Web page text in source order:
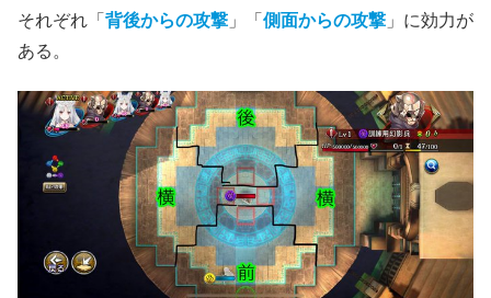
それぞれ「 背後からの攻撃 」「 側面からの攻撃 」に効力が
ある。